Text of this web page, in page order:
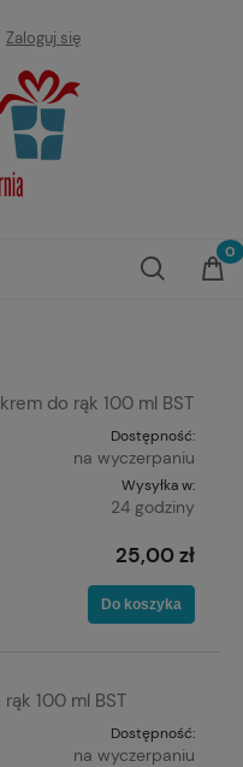
Zaloguj się
do rąk 100 ml BST
Dostępność:
na wyczerpaniu
Wysyłka w:
24 godziny
25,00 zł
Do koszyka
100 ml BST
Dostępność:
na wyczerpaniu